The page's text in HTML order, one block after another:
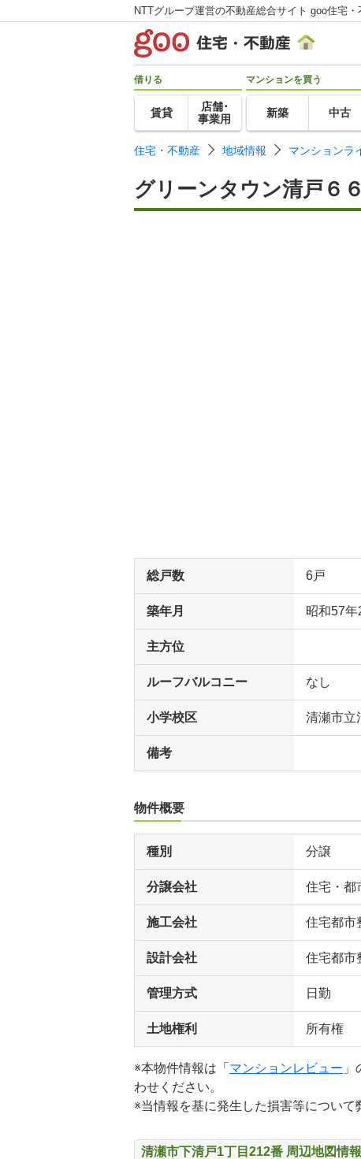
NTTグループ運営の不動産総合サイト goo住宅・
借りる
賃貸
店舗･
事業用
マンションを買う
新築 中古
住宅・不動産 地域情報 マンションラ
グリーンタウン清戸６
総戸数 6戸
築年月 昭和57年
主方位
ルーフバルコニー なし
小学校区 清瀬市立
備考
物件概要
種別 分譲
分譲会社 住宅・都
施工会社 住宅都市
設計会社 住宅都市
管理方式 日勤
土地権利 所有権
※本物件情報は「 マンションレビュー
わせください。
※当情報を基に発生した損害等について
清瀬市下清戸1丁目212番 周辺地図情報